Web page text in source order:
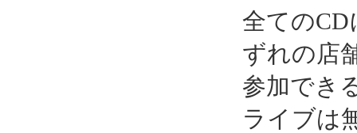
全ての
ずれの店
参加でき
ライブは